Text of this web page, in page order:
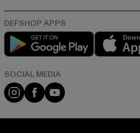
Play market
Instagram
FacebookYouTube